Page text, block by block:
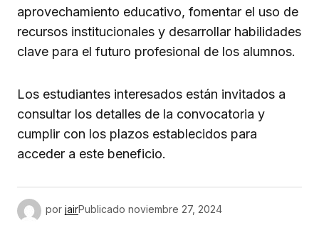
aprovechamiento educativo, fomentar el uso de
recursos institucionales y desarrollar habilidades
clave para el futuro profesional de los alumnos.
Los estudiantes interesados están invitados a
consultar los detalles de la convocatoria y
cumplir con los plazos establecidos para
acceder a este beneficio.
por jairPublicado noviembre 27, 2024